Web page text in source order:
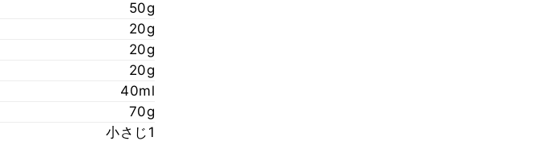
50g
20g
20g
20g
40ml
70g
小さじ1